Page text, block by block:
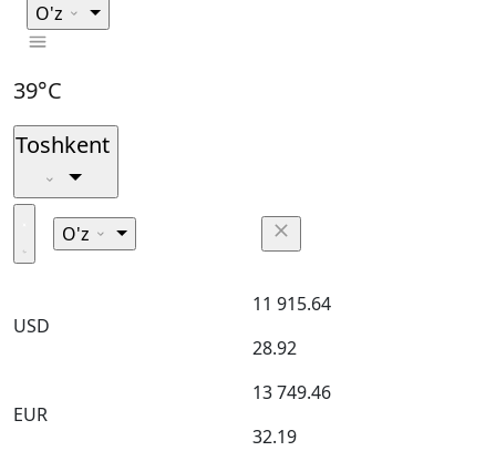
O'z
39°C
Toshkent
O'z
USD
11 915.64
28.92
EUR
13 749.46
32.19